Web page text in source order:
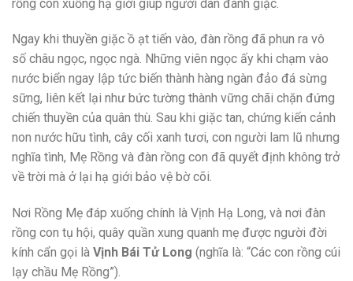
rồng con xuống hạ giới giúp người dân đánh giặc.
Ngay khi thuyền giặc ồ ạt tiến vào, đàn rồng đã phun ra vô
số châu ngọc, ngọc ngà. Những viên ngọc ấy khi chạm vào
nước biển ngay lập tức biến thành hàng ngàn đảo đá sừng
sững, liên kết lại như bức tường thành vững chãi chặn đứng
chiến thuyền của quân thù. Sau khi giặc tan, chứng kiến cảnh
non nước hữu tình, cây cối xanh tươi, con người lam lũ nhưng
nghĩa tình, Mẹ Rồng và đàn rồng con đã quyết định không trở
về trời mà ở lại hạ giới bảo vệ bờ cõi.
Nơi Rồng Mẹ đáp xuống chính là Vịnh Hạ Long, và nơi đàn
rồng con tụ hội, quây quần xung quanh mẹ được người đời
kính cẩn gọi là Vịnh Bái Tử Long (nghĩa là: “Các con rồng cúi
lạy chầu Mẹ Rồng”).